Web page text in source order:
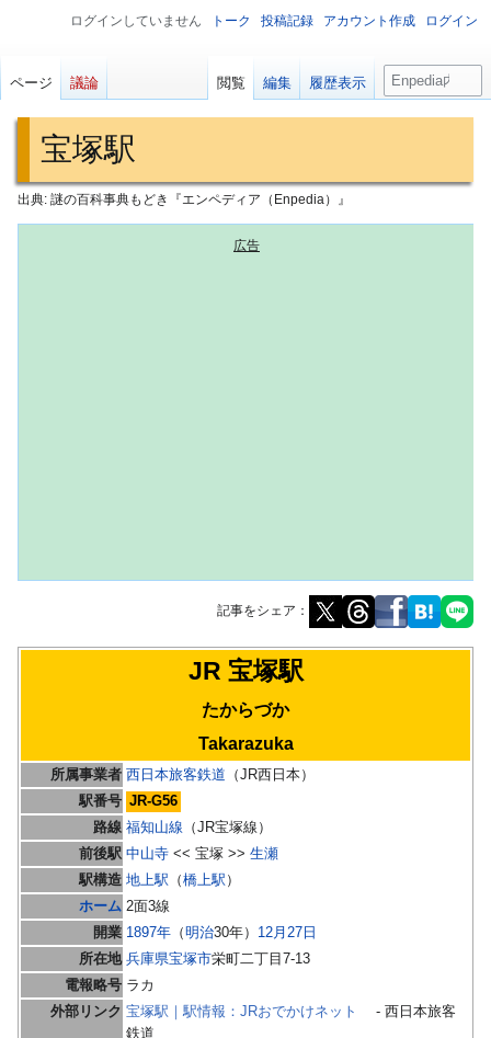
宝塚駅
出典: 謎の百科事典もどき『エンペディア（Enpedia）』
記事をシェア：
シ
ョ
ン
に
移
動
動
JR 宝塚駅
たからづか
Takarazuka
所属事業者 西日本旅客鉄道 （JR西日本）
駅番号 JR-G56
路線 福知山線 （JR宝塚線）
前後駅 中山寺 << 宝塚 >> 生瀬
駅構造 地上駅 （橋上駅 ）
ホーム 2面3線
開業 1897年 （明治30年） 12月27日
所在地 兵庫県宝塚市栄町二丁目7-13
電報略号 ラカ
外部リンク 宝塚駅｜駅情報：JRおでかけネット
- 西日本旅客
鉄道
ログインしていません トーク 投稿記録 アカウント作成 ログイン
ページ 議論 閲覧 編集 履歴表示
検
索